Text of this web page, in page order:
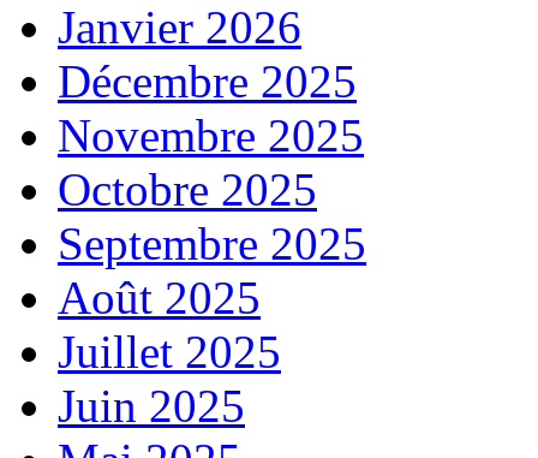
Janvier 2026
Décembre 2025
Novembre 2025
Octobre 2025
Septembre 2025
Août 2025
Juillet 2025
Juin 2025